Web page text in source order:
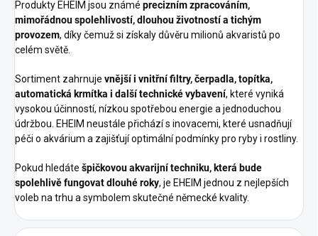
Produkty EHEIM jsou známé precizním zpracováním,
mimořádnou spolehlivostí, dlouhou životností a tichým
provozem, díky čemuž si získaly důvěru milionů akvaristů po
celém světě.
Sortiment zahrnuje vnější i vnitřní filtry, čerpadla, topítka,
automatická krmítka i další technické vybavení, které vyniká
vysokou účinností, nízkou spotřebou energie a jednoduchou
údržbou. EHEIM neustále přichází s inovacemi, které usnadňují
péči o akvárium a zajišťují optimální podmínky pro ryby i rostliny.
Pokud hledáte špičkovou akvarijní techniku, která bude
spolehlivě fungovat dlouhé roky, je EHEIM jednou z nejlepších
voleb na trhu a symbolem skutečné německé kvality.